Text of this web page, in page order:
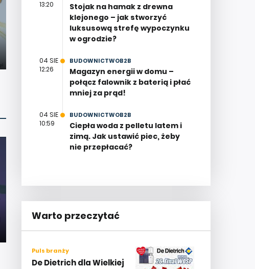
13:20
Stojak na hamak z drewna
klejonego – jak stworzyć
luksusową strefę wypoczynku
w ogrodzie?
04 SIE
12:26
BUDOWNICTWOB2B
Magazyn energii w domu –
połącz falownik z baterią i płać
mniej za prąd!
04 SIE
10:59
BUDOWNICTWOB2B
Ciepła woda z pelletu latem i
zimą. Jak ustawić piec, żeby
nie przepłacać?
Warto przeczytać
Puls branży
De Dietrich dla Wielkiej